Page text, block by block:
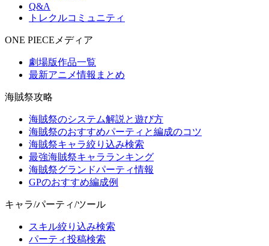
Q&A
トレクルコミュニティ
ONE PIECEメディア
劇場版作品一覧
最新アニメ情報まとめ
海賊祭攻略
海賊祭のシステム解説と遊び方
海賊祭のおすすめパーティと編成のコツ
海賊祭キャラ絞り込み検索
最強海賊祭キャラランキング
海賊祭グランドパーティ情報
GPのおすすめ編成例
キャラ/パーティ/ツール
スキル絞り込み検索
パーティ投稿検索